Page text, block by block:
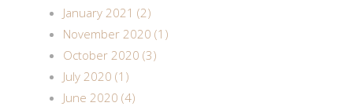
January 2021 (2)
November 2020 (1)
October 2020 (3)
July 2020 (1)
June 2020 (4)